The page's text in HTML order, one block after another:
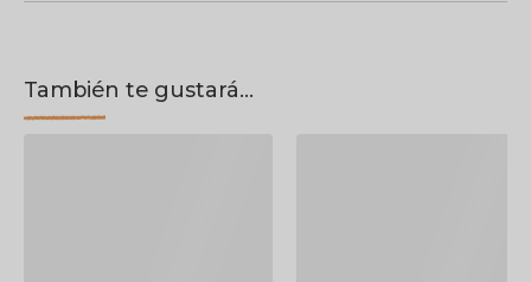
También te gustará...